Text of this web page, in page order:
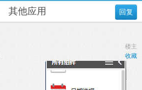
回复
其他应用
楼主
收藏